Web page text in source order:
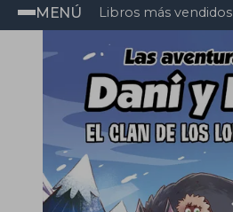
MENÚ Libros más vendidos